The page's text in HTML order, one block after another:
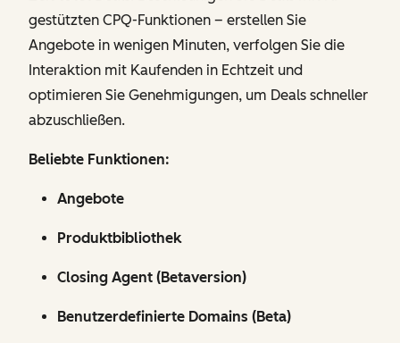
gestützten CPQ-Funktionen – erstellen Sie
Angebote in wenigen Minuten, verfolgen Sie die
Interaktion mit Kaufenden in Echtzeit und
optimieren Sie Genehmigungen, um Deals schneller
abzuschließen.
Beliebte Funktionen:
Angebote
Produktbibliothek
Closing Agent (Betaversion)
Benutzerdefinierte Domains (Beta)